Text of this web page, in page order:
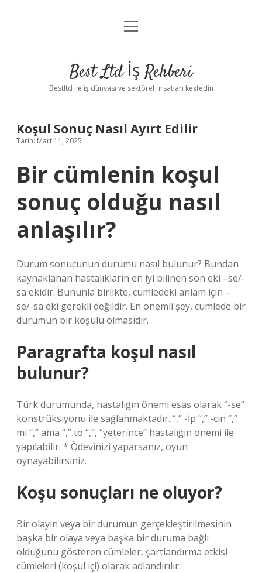
Anasayfa
Yasal Uyarı
menüyü
Best Ltd İş Rehberi
Bestltd ile iş dünyası ve sektörel fırsatları keşfedin
Koşul Sonuç Nasıl Ayırt Edilir
Tarih: Mart 11, 2025
Bir cümlenin koşul
sonuç olduğu nasıl
anlaşılır?
Durum sonucunun durumu nasıl bulunur? Bundan
kaynaklanan hastalıkların en iyi bilinen son eki –se/-
sa ekidir. Bununla birlikte, cümledeki anlam için –
se/-sa eki gerekli değildir. En önemli şey, cümlede bir
durumun bir koşulu olmasıdır.
Paragrafta koşul nasıl
bulunur?
Türk durumunda, hastalığın önemi esas olarak “-se”
konstrüksiyonu ile sağlanmaktadır. “,” -İp “,” -cin “,”
mi “,” ama “,” to “,”, “yeterince” hastalığın önemi ile
yapılabilir. * Ödevinizi yaparsanız, oyun
oynayabilirsiniz.
Koşu sonuçları ne oluyor?
Bir olayın veya bir durumun gerçekleştirilmesinin
başka bir olaya veya başka bir duruma bağlı
olduğunu gösteren cümleler, şartlandırma etkisi
cümleleri (koşul içi) olarak adlandırılır.